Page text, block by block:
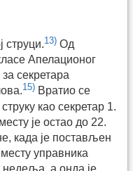
струци.13) Од
Апелационог
секретара
15) Вратио се
као секретар 1.
је остао до 22.
када је постављен
управника